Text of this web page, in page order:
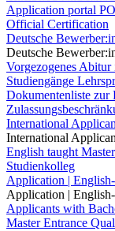
Application portal
Official Certification
Deutsche
Deutsche
Vorgezogenes
Studiengänge
Dokumentenliste zur
International
International
English taught
Studienkolleg
Application |
Application |
Applicants with
Master Entrance